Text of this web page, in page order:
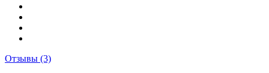
Отзывы (3)